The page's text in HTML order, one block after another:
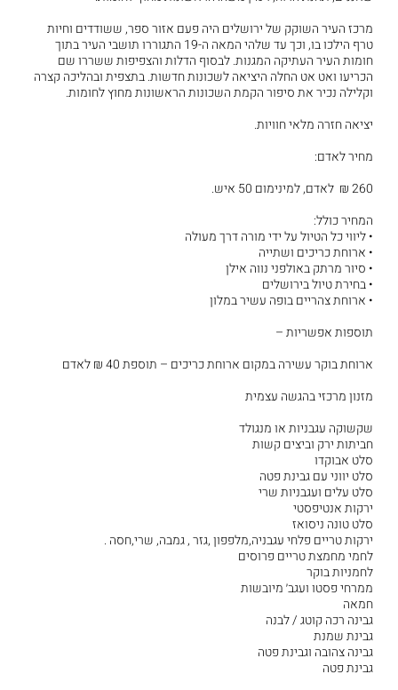
מרכז העיר השוקק של ירושלים היה פעם אזור ספר, ששודדים וחיות
טרף הילכו בו, וכך עד שלהי המאה ה-19 התגוררו תושבי העיר בתוך
חומות העיר העתיקה המגנות. לבסוף הדלות והצפיפות ששררו שם
הכריעו ואט אט החלה היציאה לשכונות חדשות. בתצפית ובהליכה קצרה
וקלילה נכיר את סיפור הקמת השכונות הראשונות מחוץ לחומות.
יציאה חזרה מלאי חוויות.
מחיר לאדם:
260 ₪ לאדם, למינימום 50 איש.
המחיר כולל:
• ליווי כל הטיול על ידי מורה דרך מעולה
• ארוחת כריכים ושתייה
• סיור מרתק באולפני נווה אילן
• בחירת טיול בירושלים
• ארוחת צהריים בופה עשיר במלון
תוספות אפשריות –
ארוחת בוקר עשירה במקום ארוחת כריכים – תוספת 40 ₪ לאדם
מזנון מרכזי בהגשה עצמית
שקשוקה עגבניות או מנגולד
חביתות ירק וביצים קשות
סלט אבוקדו
סלט יווני עם גבינת פטה
סלט עלים ועגבניות שרי
ירקות אנטיפסטי
סלט טונה ניסואז
ירקות טריים פלחי עגבניה,מלפפון ,גזר , גמבה, שרי,חסה .
לחמי מחמצת טריים פרוסים
לחמניות בוקר
ממרחי פסטו ועגב׳ מיובשות
חמאה
גבינה רכה קוטג / לבנה
גבינת שמנת
גבינה צהובה וגבינת פטה
גבינת פטה